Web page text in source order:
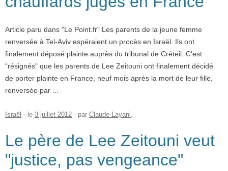
Article paru dans "Le Point.fr" Les parents de la jeune femme
renversée à Tel-Aviv espéraient un procès en Israël. Ils ont
finalement déposé plainte auprès du tribunal de Créteil. C'est
"résignés" que les parents de Lee Zeitouni ont finalement décidé
de porter plainte en France, neuf mois après la mort de leur fille,
renversée par ...
Israël - le 3 juillet 2012 - par Claude Layani.
Le père de Lee Zeitouni veut
"justice, pas vengeance"